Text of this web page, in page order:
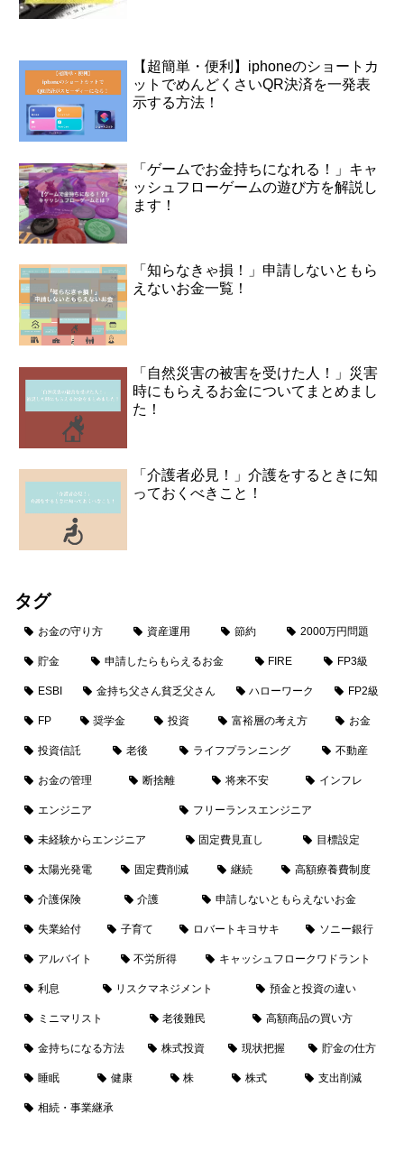
【超簡単・便利】iphoneのショートカ
ットでめんどくさいQR決済を一発表
示する方法！
「ゲームでお金持ちになれる！」キャ
ッシュフローゲームの遊び方を解説し
ます！
「知らなきゃ損！」申請しないともら
えないお金一覧！
「自然災害の被害を受けた人！」災害
時にもらえるお金についてまとめまし
た！
「介護者必見！」介護をするときに知
っておくべきこと！
タグ
お金の守り方 資産運用 節約 2000万円問題
貯金 申請したらもらえるお金 FIRE FP3級
ESBI 金持ち父さん貧乏父さん ハローワーク FP2級
FP 奨学金 投資 富裕層の考え方 お金
投資信託 老後 ライフプランニング 不動産
お金の管理 断捨離 将来不安 インフレ
エンジニア フリーランスエンジニア
未経験からエンジニア 固定費見直し 目標設定
太陽光発電 固定費削減 継続 高額療養費制度
介護保険 介護 申請しないともらえないお金
失業給付 子育て ロバートキヨサキ ソニー銀行
アルバイト 不労所得 キャッシュフロークワドラント
利息 リスクマネジメント 預金と投資の違い
ミニマリスト 老後難民 高額商品の買い方
金持ちになる方法 株式投資 現状把握 貯金の仕方
睡眠 健康 株 株式 支出削減
相続・事業継承